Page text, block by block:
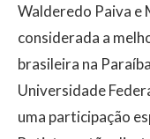
Walderedo Paiva e
considerada a
brasileira na
Universidade
uma participação